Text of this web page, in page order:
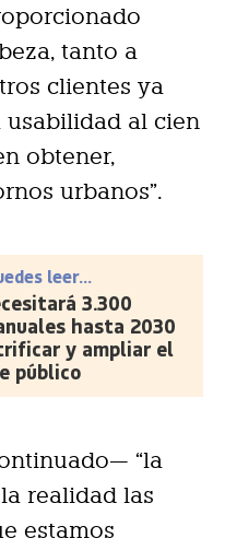
tanto a
clientes ya
usabilidad al cien
obtener,
urbanos”.
leer...
3.300
hasta 2030
y ampliar el
público
“la
realidad las
estamos